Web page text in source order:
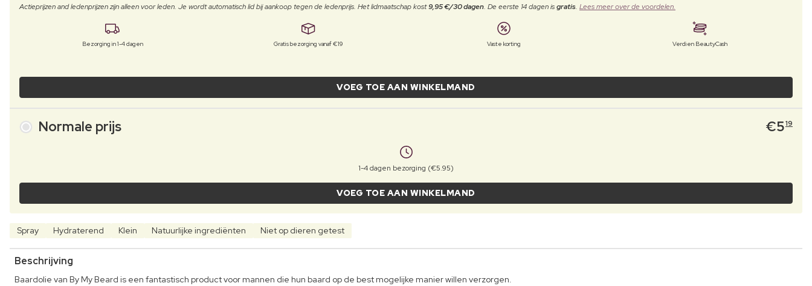
Actieprijzen and ledenprijzen zijn alleen voor leden. Je wordt automatisch lid bij aankoop tegen de ledenprijs. Het lidmaatschap kost9,95 €/30 dagen. De eerste 14 dagen isgratis. Lees meer over de voordelen.
Bezorging in 1-4 dagen Gratis bezorging vanaf €19 Vaste korting Verdien BeautyCash
VOEG TOE AAN WINKELMAND
Normale prijs €519
1-4 dagen bezorging (€5.95)
VOEG TOE AAN WINKELMAND
Spray Hydraterend Klein Natuurlijke ingrediënten Niet op dieren getest
Beschrijving
Baardolie van By My Beard is een fantastisch product voor mannen die hun baard op de best mogelijke manier willen verzorgen.